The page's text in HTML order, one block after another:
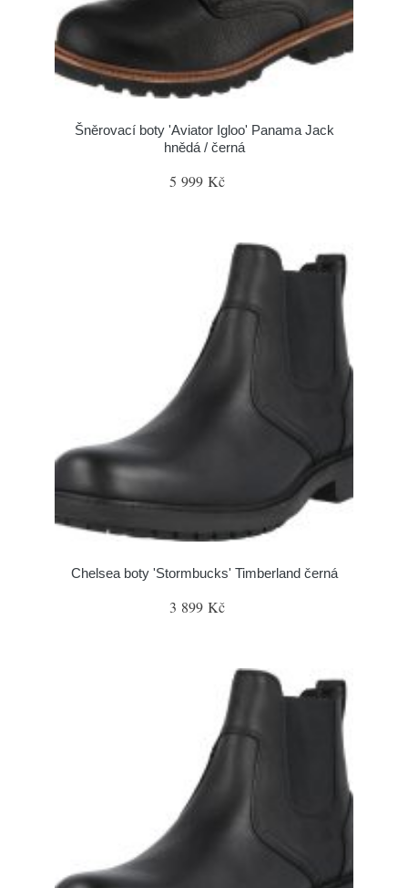
Šněrovací boty 'Aviator Igloo' Panama Jack
hnědá / černá
5 999 Kč
Chelsea boty 'Stormbucks' Timberland černá
3 899 Kč